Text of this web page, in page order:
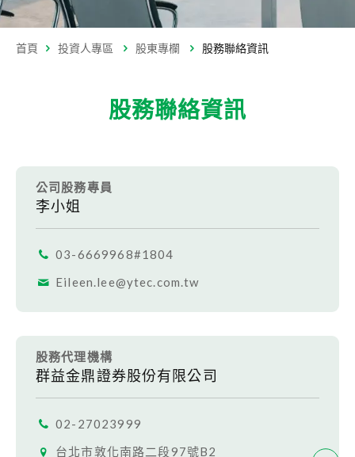
Mini LED
Mini LED 固晶機
投資人專區
每月營收 財務報告 公開說明書
公司治理
審計委員會 內部稽核
股利及股價資訊 股東會 法人說明會
首頁 投資人專區 股東專欄 股務聯絡資訊
股務聯絡資訊
公司股務專員
李小姐
03-6669968#1804
Eileen.lee@ytec.com.tw
股務代理機構
群益金鼎證券股份有限公司
02-27023999
台北市敦化南路二段97號B2